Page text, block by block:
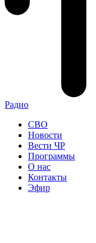
Радио
СВО
Новости
Вести ЧР
Программы
О нас
Контакты
Эфир